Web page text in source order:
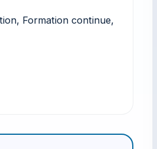
Formation continue,